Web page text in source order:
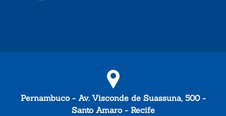
Pernambuco - Av. Visconde de Suassuna, 500 -
Santo Amaro - Recife